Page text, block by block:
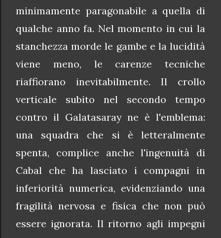
minimamente paragonabile a quella di
qualche anno fa. Nel momento in cui la
stanchezza morde le gambe e la lucidità
viene meno, le carenze tecniche
riaffiorano inevitabilmente. Il crollo
verticale subito nel secondo tempo
contro il Galatasaray ne è l'emblema:
una squadra che si è letteralmente
spenta, complice anche l'ingenuità di
Cabal che ha lasciato i compagni in
inferiorità numerica, evidenziando una
fragilità nervosa e fisica che non può
essere ignorata. Il ritorno agli impegni